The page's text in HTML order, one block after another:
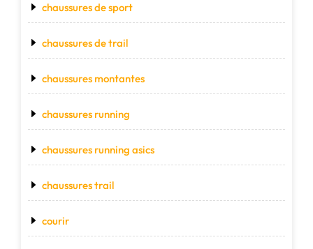
chaussures de sport
chaussures de trail
chaussures montantes
chaussures running
chaussures running asics
chaussures trail
courir